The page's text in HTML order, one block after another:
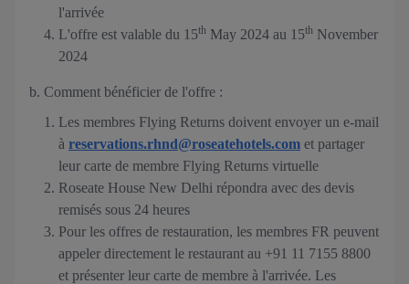
l'arrivée
L'offre est valable du 15th May 2024 au 15th November
2024
b. Comment bénéficier de l'offre :
Les membres Flying Returns doivent envoyer un e-mail
à reservations.rhnd@roseatehotels.com et partager
leur carte de membre Flying Returns virtuelle
Roseate House New Delhi répondra avec des devis
remisés sous 24 heures
Pour les offres de restauration, les membres FR peuvent
appeler directement le restaurant au +91 11 7155 8800
et présenter leur carte de membre à l'arrivée. Les